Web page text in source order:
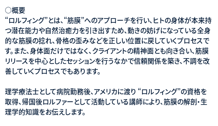
○概要
“ロルフィング”とは、“筋膜”へのアプローチを行い、ヒトの身体が本来持
つ潜在能力や自然治癒力を引き出すため、動きの妨げになっている全身
的な筋膜の捻れ、骨格の歪みなどを正しい位置に戻していくプロセスで
す。また、身体面だけではなく、クライアントの精神面とも向き合い、筋膜
リリースを中心としたセッションを行うなかで信頼関係を築き、不調を改
善していくプロセスでもあります。
理学療法士として病院勤務後、アメリカに渡り “ロルフィング”の資格を
取得、帰国後ロルファーとして活動している講師により、筋膜の解剖・生
理学的知識をお伝えします。